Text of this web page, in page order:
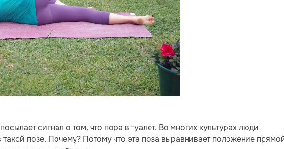
сигнал о том, что пора в туалет. Во многих культурах люди
позе. Почему? Потому что эта поза выравнивает положение